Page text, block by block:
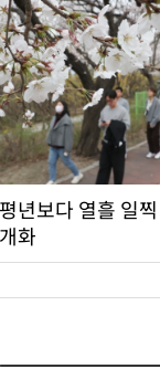
년보다 열흘 일
화